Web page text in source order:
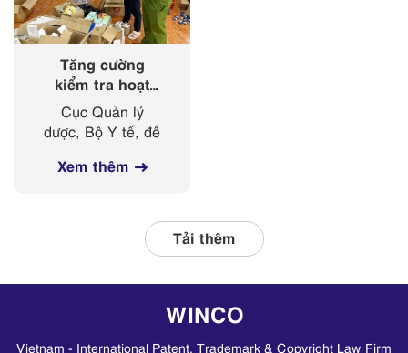
Tăng cường
kiểm tra hoạt
động kinh doanh
mỹ phẩm trên
các nền tảng
mạng xã hội
Cục Quản lý
dược, Bộ Y tế, đề
tỉnh, thành phố
liên quan, tập
trung kiểm tra
Xem thêm
Tải thêm
WINCO
Vietnam - International Patent, Trademark & Copyright Law Firm